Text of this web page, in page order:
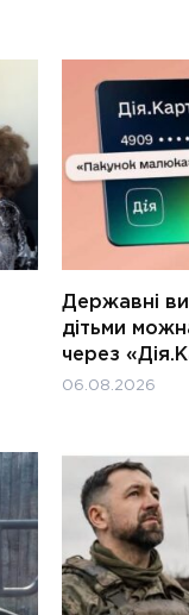
Державні
дітьми
через
06.08.2026